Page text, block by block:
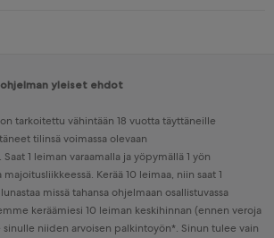
yleiset ehdot
on tarkoitettu vähintään 18 vuotta täyttäneille
tilinsä voimassa olevaan
1 leiman varaamalla ja yöpymällä 1 yön
Kerää 10 leimaa, niin saat 1
missä tahansa ohjelmaan osallistuvassa
keräämiesi 10 leiman keskihinnan (ennen veroja
sinulle niiden arvoisen palkintoyön*. Sinun tulee vain